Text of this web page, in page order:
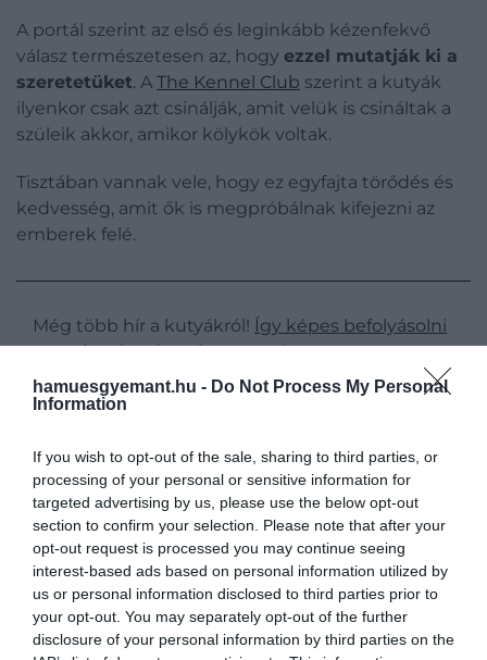
hamuesgyemant.hu - Do Not Process My Personal
Information
If you wish to opt-out of the sale, sharing to third parties, or
processing of your personal or sensitive information for
targeted advertising by us, please use the below opt-out
section to confirm your selection. Please note that after your
opt-out request is processed you may continue seeing
interest-based ads based on personal information utilized by
us or personal information disclosed to third parties prior to
your opt-out. You may separately opt-out of the further
disclosure of your personal information by third parties on the
A portál szerint az első és leginkább kézenfekvő
válasz természetesen az, hogy ezzel mutatják ki a
szeretetüket. A The Kennel Club szerint a kutyák
ilyenkor csak azt csinálják, amit velük is csináltak a
szüleik akkor, amikor kölykök voltak.
Tisztában vannak vele, hogy ez egyfajta törődés és
kedvesség, amit ők is megpróbálnak kifejezni az
emberek felé.
Még több hír a kutyákról! Így képes befolyásolni
az egészségedet a kutyatartás
kedvencek sokkal gyakrabban nyalogatják a
gazdájukat azokban az esetekben, amikor az ideges,
szomorú vagy kedvetlen. Egyszóval:a kutyák
megérzik, ha nem vagyunk jól, és ezzel
próbálnak megnyugtatni minket.